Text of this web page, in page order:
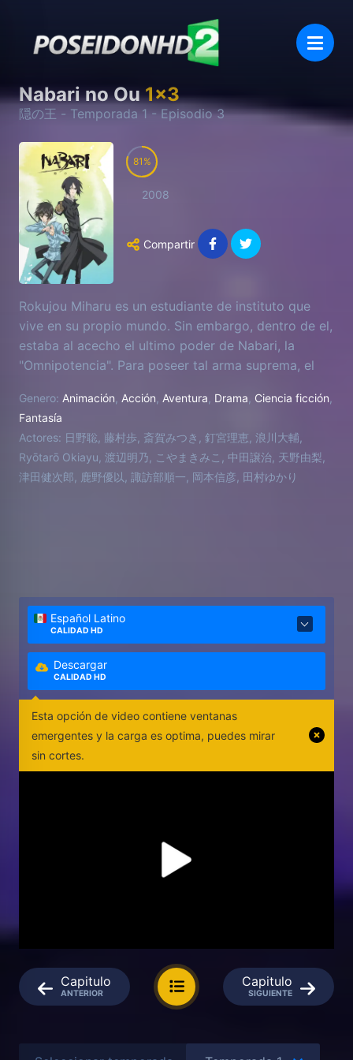
Nabari no Ou 1x3
隠の王 - Temporada 1 - Episodio3
81
2008
Compartir
Rokujou Miharu es un estudiante de instituto que
vive en su propio mundo. Sin embargo, dentro de el,
estaba al acecho el ultimo poder de Nabari, la
"Omnipotencia". Para poseer tal arma suprema, el
lado, el profesor de ingles de Miharu, Kumohira
sensei, y el compañero de clase, Kouichi, pertenecen
a los Banten ninjas cuya mision es proteger a
Miharu. Una guerra sobre la propiedad de la
"Omnipotencia" ha comenzado. Para sobrevivir,
Genero: Animación Acción Aventura Drama Ciencia ficción
Fantasía
Actores: 日野聡, 藤村歩, 斎賀みつき, 釘宮理恵, 浪川大輔,
Ryōtarō Okiayu, 渡辺明乃, こやまきみこ, 中田譲治, 天野由梨,
津田健次郎, 鹿野優以, 諏訪部順一, 岡本信彦, 田村ゆかり
Español Latino
CALIDAD HD
Descargar
CALIDAD HD
Esta opción de video contiene ventanas
emergentes y la carga es optima, puedes mirar
sin cortes.
Capitulo
ANTERIOR
Capitulo
SIGUIENTE